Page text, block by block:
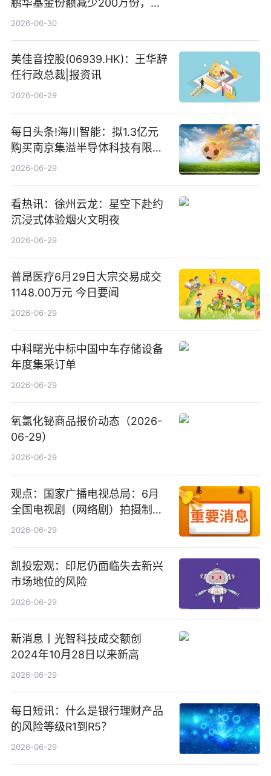
鹏华基金份额减少200万份，重
仓股亨通光电、赤峰黄金、佰维
2026-06-30
美佳音控股(06939.HK)：王华辞
任行政总裁|报资讯
2026-06-29
每日头条!海川智能：拟1.3亿元
购买南京集溢半导体科技有限公
司15.3%股权
2026-06-29
看热讯：徐州云龙：星空下赴约
沉浸式体验烟火文明夜
2026-06-29
普昂医疗6月29日大宗交易成交
1148.00万元 今日要闻
2026-06-29
中科曙光中标中国中车存储设备
年度集采订单
2026-06-29
氧氯化铋商品报价动态（2026-
06-29）
2026-06-29
观点：国家广播电视总局：6月
全国电视剧（网络剧）拍摄制作
备案公示剧目197部
2026-06-29
凯投宏观：印尼仍面临失去新兴
市场地位的风险
2026-06-29
新消息丨光智科技成交额创
2024年10月28日以来新高
2026-06-29
每日短讯：什么是银行理财产品
的风险等级R1到R5？
2026-06-29